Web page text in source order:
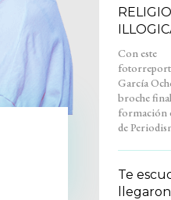
Con este
García
broche
formación
de
Facultad de Filosofía y
Letras y
su
Te